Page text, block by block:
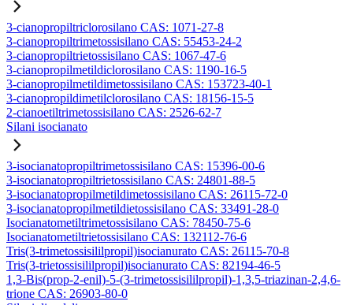
3-cianopropiltriclorosilano CAS: 1071-27-8
3-cianopropiltrimetossisilano CAS: 55453-24-2
3-cianopropiltrietossisilano CAS: 1067-47-6
3-cianopropilmetildiclorosilano CAS: 1190-16-5
3-cianopropilmetildimetossisilano CAS: 153723-40-1
3-cianopropildimetilclorosilano CAS: 18156-15-5
2-cianoetiltrimetossisilano CAS: 2526-62-7
Silani isocianato
3-isocianatopropiltrimetossisilano CAS: 15396-00-6
3-isocianatopropiltrietossisilano CAS: 24801-88-5
3-isocianatopropilmetildimetossisilano CAS: 26115-72-0
3-isocianatopropilmetildietossisilano CAS: 33491-28-0
Isocianatometiltrimetossisilano CAS: 78450-75-6
Isocianatometiltrietossisilano CAS: 132112-76-6
Tris(3-trimetossisililpropil)isocianurato CAS: 26115-70-8
Tris(3-trietossisililpropil)isocianurato CAS: 82194-46-5
1,3-Bis(prop-2-enil)-5-(3-trimetossisililpropil)-1,3,5-triazinan-2,4,6-
trione CAS: 26903-80-0